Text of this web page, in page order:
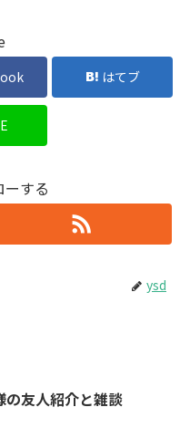
はてブ
する
ysd
の友人紹介と雑談